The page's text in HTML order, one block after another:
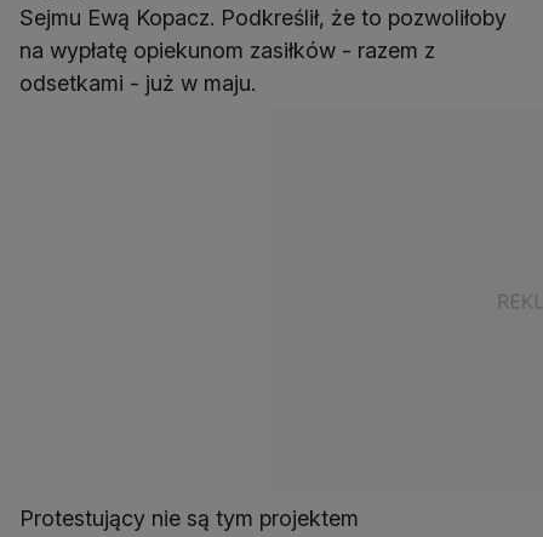
Sejmu Ewą Kopacz. Podkreślił, że to pozwoliłoby
na wypłatę opiekunom zasiłków - razem z
odsetkami - już w maju.
Protestujący nie są tym projektem